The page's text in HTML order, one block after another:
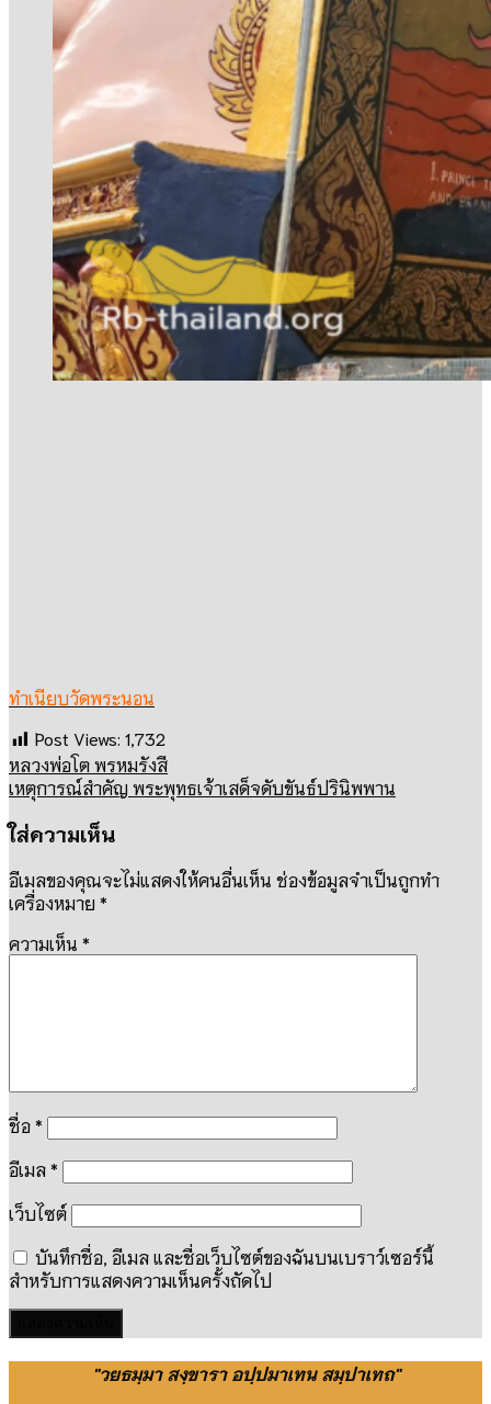
ทำเนียบวัดพระนอน
Post Views: 1,732
หลวงพ่อโต พรหมรังสี
เหตุการณ์สำคัญ พระพุทธเจ้าเสด็จดับขันธ์ปรินิพพาน
ใส่ความเห็น
อีเมลของคุณจะไม่แสดงให้คนอื่นเห็น ช่องข้อมูลจำเป็นถูกทำ
เครื่องหมาย *
ความเห็น *
ชื่อ*
อีเมล*
เว็บไซต์
บันทึกชื่อ, อีเมล และชื่อเว็บไซต์ของฉันบนเบราว์เซอร์นี้
สำหรับการแสดงความเห็นครั้งถัดไป
"วยธมฺมา สงฺขารา อปฺปมาเทน สมฺปาเทถ"